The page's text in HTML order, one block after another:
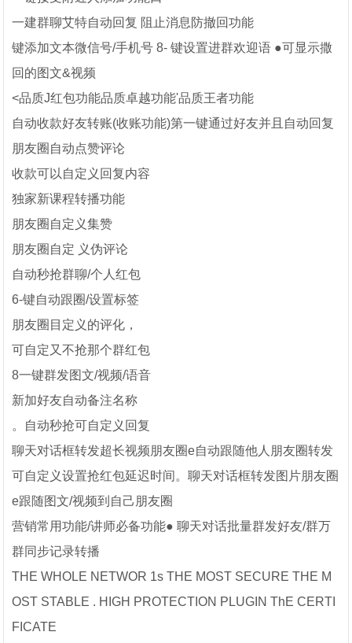
一建群聊艾特自动回复 阻止消息防撤回功能
键添加文本微信号/手机号 8- 键设置进群欢迎语 ●可显示撒
回的图文&视频
<品质J红包功能品质卓越功能'品质王者功能
自动收款好友转账(收账功能)第一键通过好友并且自动回复
朋友圈自动点赞评论
收款可以自定义回复内容
独家新课程转播功能
朋友圈自定义集赞
朋友圈自定 义伪评论
自动秒抢群聊/个人红包
6-键自动跟圈/设置标签
朋友圈目定义的评化，
可自定又不抢那个群红包
8一键群发图文/视频/语音
新加好友自动备注名称
。自动秒抢可自定义回复
聊天对话框转发超长视频朋友圈e自动跟随他人朋友圈转发
可自定义设置抢红包延迟时间。聊天对话框转发图片朋友圈
e跟随图文/视频到自己朋友圈
营销常用功能/讲师必备功能● 聊天对话批量群发好友/群万
群同步记录转播
THE WHOLE NETWOR 1s THE MOST SECURE THE M
OST STABLE . HIGH PROTECTION PLUGIN ThE CERTI
FICATE